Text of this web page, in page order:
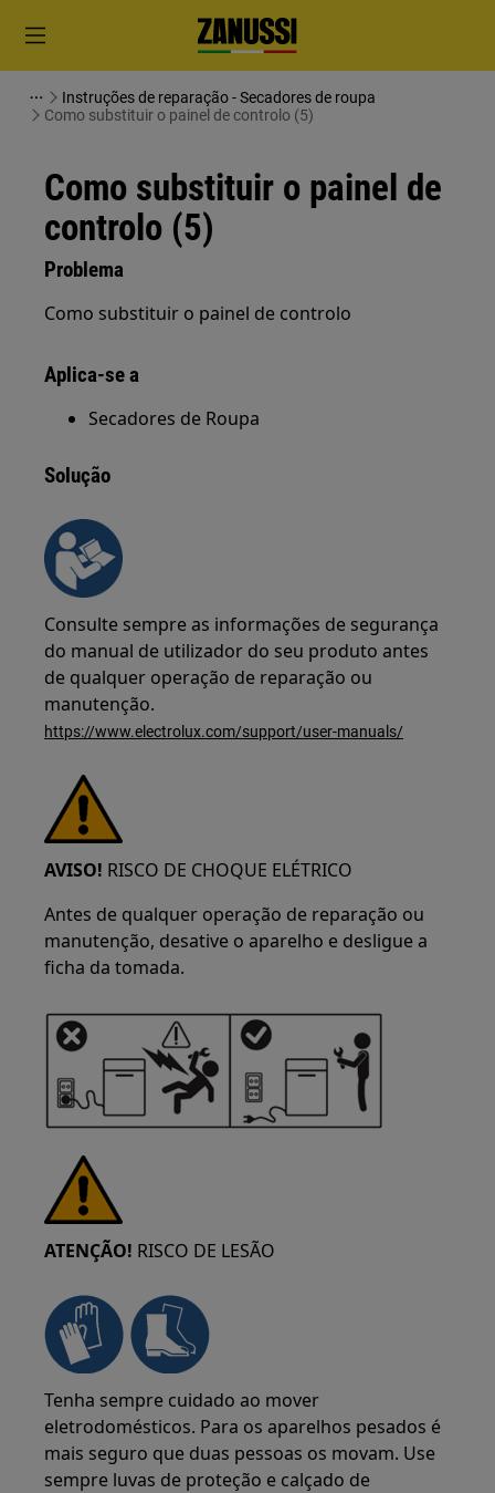
Instruções de reparação - Secadores de roupa
Como substituir o painel de controlo (5)
Como substituir o painel de
controlo (5)
Problema
Como substituir o painel de controlo
Aplica-se a
Secadores de Roupa
Solução
Consulte sempre as informações de segurança
do manual de utilizador do seu produto antes
de qualquer operação de reparação ou
manutenção.
https://www.electrolux.com/support/user-manuals/
AVISO! RISCO DE CHOQUE ELÉTRICO
Antes de qualquer operação de reparação ou
manutenção, desative o aparelho e desligue a
ficha da tomada.
ATENÇÃO! RISCO DE LESÃO
Tenha sempre cuidado ao mover
eletrodomésticos. Para os aparelhos pesados é
mais seguro que duas pessoas os movam. Use
sempre luvas de proteção e calçado de